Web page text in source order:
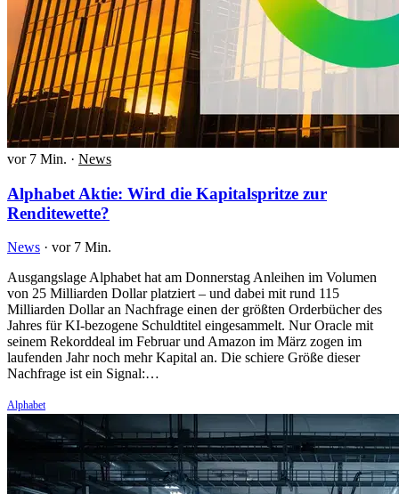
vor 7 Min. · News
Alphabet Aktie: Wird die Kapitalspritze zur
Renditewette?
News · vor 7 Min.
Ausgangslage Alphabet hat am Donnerstag Anleihen im Volumen
von 25 Milliarden Dollar platziert – und dabei mit rund 115
Milliarden Dollar an Nachfrage einen der größten Orderbücher des
Jahres für KI-bezogene Schuldtitel eingesammelt. Nur Oracle mit
seinem Rekorddeal im Februar und Amazon im März zogen im
laufenden Jahr noch mehr Kapital an. Die schiere Größe dieser
Nachfrage ist ein Signal:…
Alphabet